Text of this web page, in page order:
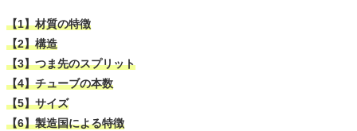
【1】材質の特徴
【2】構造
【3】つま先のスプリット
【4】チューブの本数
【5】サイズ
【6】製造国による特徴